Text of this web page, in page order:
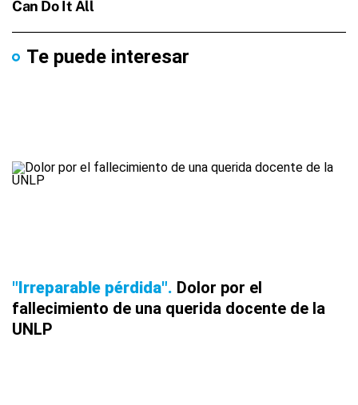
Te puede interesar
"Irreparable pérdida" Dolor por el
fallecimiento de una querida docente de la
UNLP